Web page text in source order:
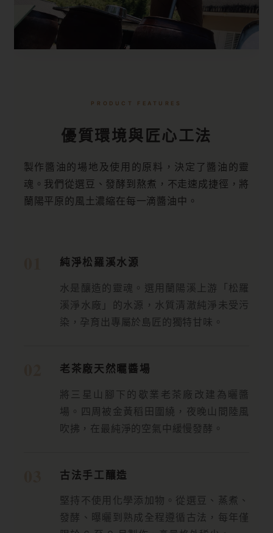
PRODUCT FEATURES
優質環境與匠心工法
製作醬油的場地及使用的原料，決定了醬油的靈
魂。我們從選豆、發酵到熬煮，不走速成捷徑，將
蘭陽平原的風土濃縮在每一滴醬油中。
純淨松羅溪水源
水是釀造的靈魂。選用蘭陽溪上游「松羅
溪淨水廠」的水源，水質清澈純淨未受污
染，孕育出專屬於島匠的獨特甘味。
老茶廠天然曬醬場
將三星山腳下的歇業老茶廠改建為曬醬
場。四周被金黃稻田圍繞，夜晚山間陸風
吹拂，在最純淨的空氣中緩慢發酵。
古法手工釀造
堅持不使用化學添加物。從選豆、蒸煮、
發酵、曝曬到熟成全程遵循古法，每年僅